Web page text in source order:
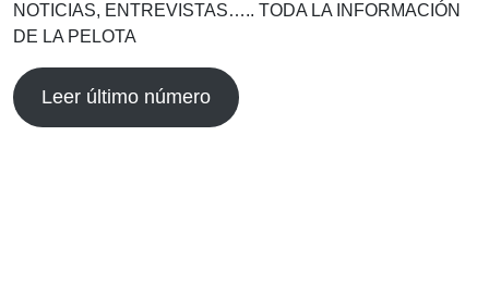
NOTICIAS, ENTREVISTAS….. TODA LA INFORMACIÓN
DE LA PELOTA
Leer último número